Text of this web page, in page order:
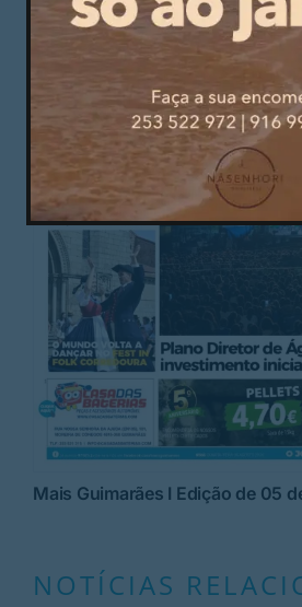
Mais Guimarães I Edição de 05
NOTÍCIAS